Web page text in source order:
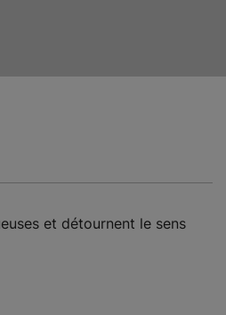
et détournent le sens